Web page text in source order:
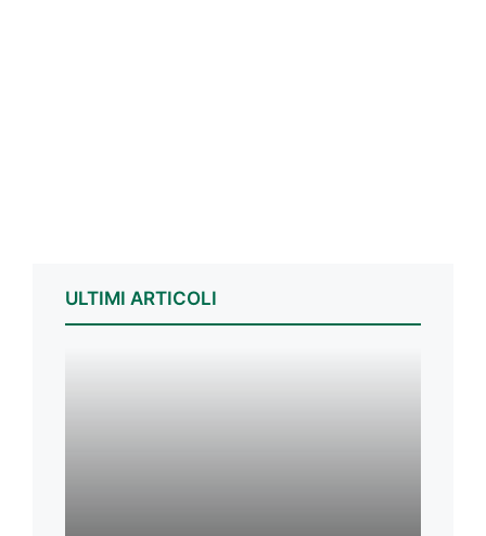
ULTIMI ARTICOLI